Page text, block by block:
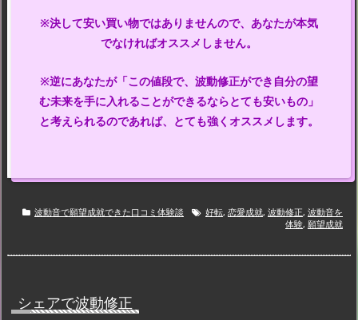
※決して安い買い物ではありませんので、あなたが本気
でなければオススメしません。
※逆にあなたが「この値段で、波動修正ができ自分の望
む未来を手に入れることができるならとても安いもの」
と考えられるのであれば、とても強くオススメします。
波動音で願望成就できた口コミ体験談 好転, 恋愛成就, 波動修正, 波動音を
体験, 願望成就
シェアで波動修正